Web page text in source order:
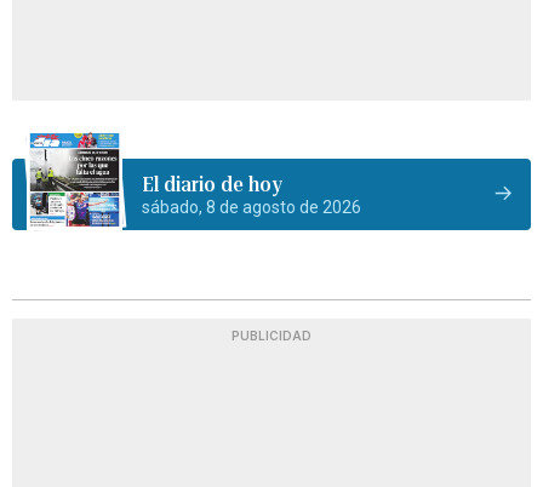
El diario de hoy
sábado, 8 de agosto de 2026
PUBLICIDAD